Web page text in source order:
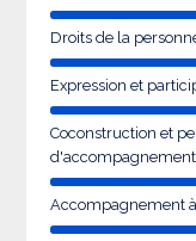
Droits de la
Expression et
Coconstruction et
d'accompagnement
Accompagnement